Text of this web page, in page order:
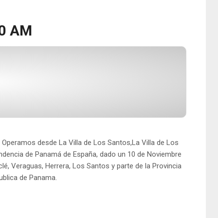
AM
desde La Villa de Los Santos,La Villa de Los
de Panamá de España, dado un 10 de Noviembre
Veraguas, Herrera, Los Santos y parte de la Provincia
de Panama.